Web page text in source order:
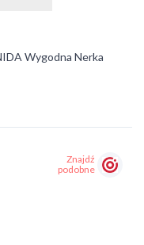
Wygodna Nerka
Znajdź
podobne